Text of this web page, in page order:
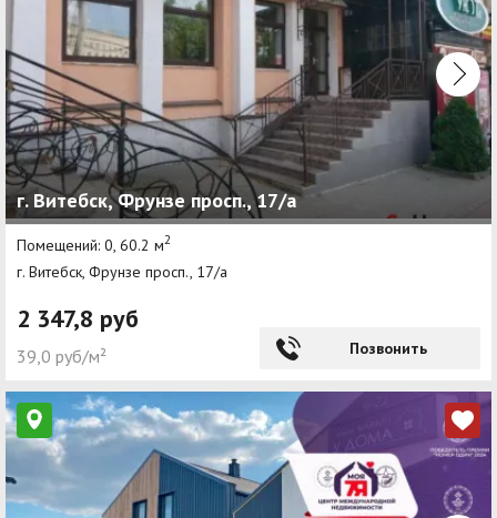
г. Витебск, Фрунзе просп., 17/а
Помещений: 0, 60.2 м2
г. Витебск, Фрунзе просп., 17/а
2 347,8 руб
39,0 руб/м² Позвонить